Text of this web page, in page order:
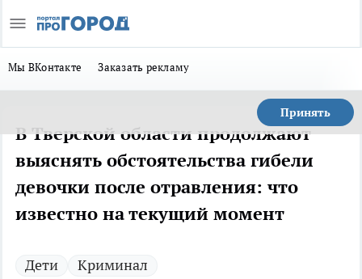
Мы ВКонтакте Заказать рекламу
Принять
В Тверской области продолжают
выяснять обстоятельства гибели
девочки после отравления: что
известно на текущий момент
Дети Криминал